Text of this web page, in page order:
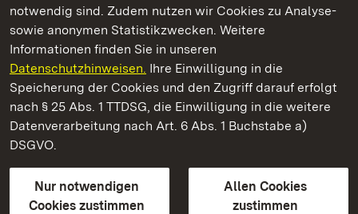
notwendig sind. Zudem nutzen wir Cookies zu Analyse-
sowie anonymen Statistikzwecken. Weitere
Informationen finden Sie in unseren
Datenschutzhinweisen. Ihre Einwilligung in die
Speicherung der Cookies und den Zugriff darauf erfolgt
nach § 25 Abs. 1 TTDSG, die Einwilligung in die weitere
Datenverarbeitung nach Art. 6 Abs. 1 Buchstabe a)
DSGVO.
Nur notwendigen
Cookies zustimmen
Allen Cookies
zustimmen
Staatliche Schlösser und Gärten Baden‑Württemberg
Staatliche Schlösser und Gärten Baden-Württemberg
Kontakt
GebärdenspracheLeichte Sprache
Erklärung zur Barrierefreiheit
BITV-konform (geprüfte Seiten)